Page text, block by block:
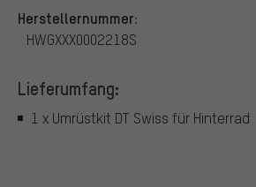
Herstellernummer:
HWGXXX0002218S
Lieferumfang:
1 x Umrüstkit DT Swiss für Hinterrad